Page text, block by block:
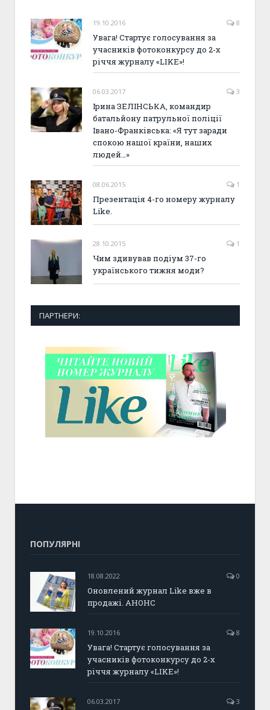
19.10.2016 8
Увага! Стартує голосування за
учасників фотоконкурсу до 2-х
річчя журналу «LIKE»!
06.03.2017 3
Ірина ЗЕЛІНСЬКА, командир
батальйону патрульної поліції
Івано-Франківська: «Я тут заради
спокою нашої країни, наших
людей…»
08.06.2015 1
Презентація 4-го номеру журналу
Like.
28.10.2015 1
Чим здивував подіум 37-го
українського тижня моди?
ПАРТНЕРИ:
ПОПУЛЯРНІ
18.08.2022 0
Оновлений журнал Like вже в
продажі. АНОНС
19.10.2016 8
Увага! Стартує голосування за
учасників фотоконкурсу до 2-х
річчя журналу «LIKE»!
06.03.2017 3